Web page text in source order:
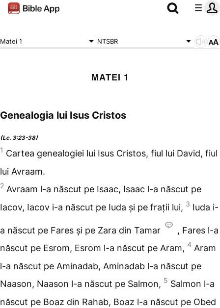
Matei 1 NTSBR
MATEI 1
Genealogia lui Isus Cristos
(Lc. 3:23-38)
1 Cartea genealogiei lui Isus Cristos, fiul lui David, fiul
lui Avraam.
2 Avraam l-a născut pe Isaac, Isaac l-a născut pe
Iacov, Iacov i-a născut pe Iuda și pe frații lui, 3 Iuda i-
a născut pe Fares și pe Zara din Tamar
, Fares l-a
născut pe Esrom, Esrom l-a născut pe Aram, 4 Aram
l-a născut pe Aminadab, Aminadab l-a născut pe
Naason, Naason l-a născut pe Salmon, 5 Salmon l-a
născut pe Boaz din Rahab, Boaz l-a născut pe Obed